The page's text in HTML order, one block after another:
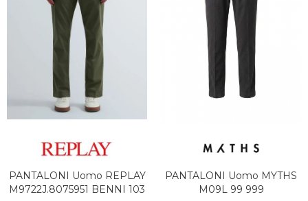
PANTALONI Uomo REPLAY
M9722J.8075951 BENNI 103
PANTALONI Uomo MYTHS
M09L 99 999